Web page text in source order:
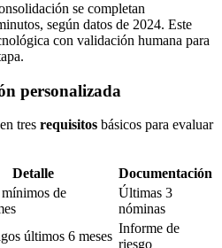
se completan
según datos de 2024. Este
con validación humana para
personalizada
tres requisitos básicos para evaluar
Detalle
Documentación
de
Últimas 3
nóminas
últimos 6 meses
Informe de
riesgo